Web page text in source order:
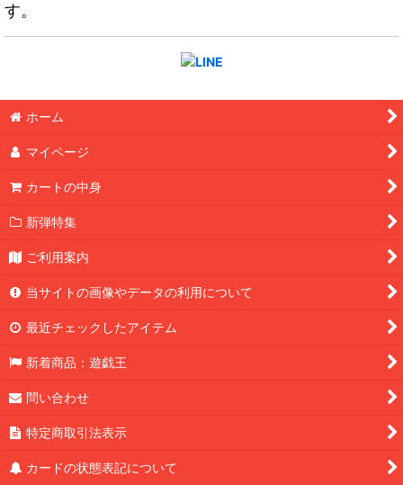
す。
ホーム
マイページ
カートの中身
新弾特集
ご利用案内
当サイトの画像やデータの利用について
最近チェックしたアイテム
新着商品：遊戯王
問い合わせ
特定商取引法表示
カードの状態表記について